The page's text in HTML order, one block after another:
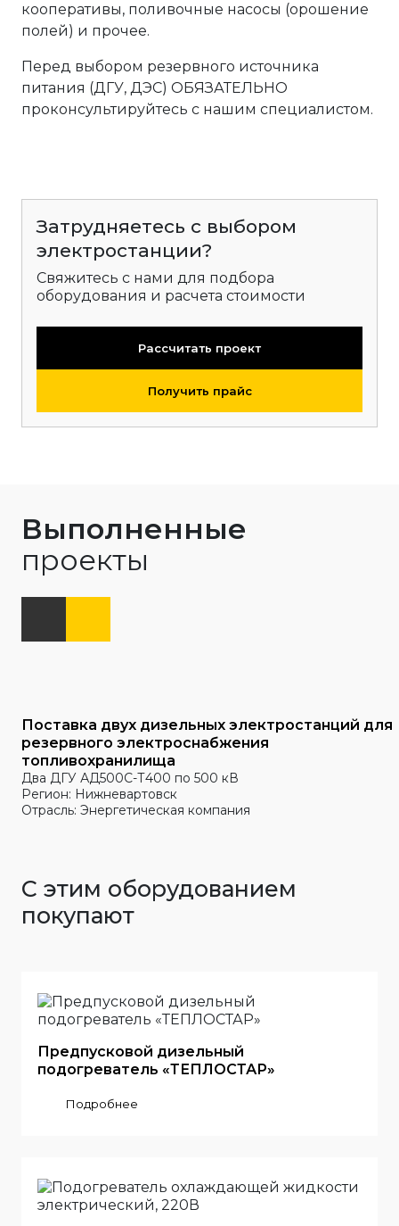
кооперативы, поливочные насосы (орошение
полей) и прочее.
Перед выбором резервного источника
питания (ДГУ, ДЭС) ОБЯЗАТЕЛЬНО
проконсультируйтесь с нашим специалистом.
Затрудняетесь с выбором
электростанции?
Свяжитесь с нами для подбора
оборудования и расчета стоимости
Рассчитать проект
Получить прайс
Выполненные
проекты
Поставка двух дизельных электростанций для
резервного электроснабжения
топливохранилища
Два ДГУ АД500С-Т400 по 500 кВ
Регион: Нижневартовск
Отрасль: Энергетическая компания
С этим оборудованием
покупают
Предпусковой дизельный
подогреватель «ТЕПЛОСТАР»
Подробнее